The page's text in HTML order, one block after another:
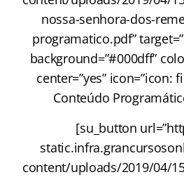
nossa-senhora-dos-
programatico.pdf”
background=”#000dff”
center=”yes” icon=”icon:
Conteúdo
[su_button
content/uploads/2019/04/